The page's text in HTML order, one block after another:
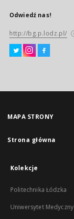
Odwiedź nas!
http://bg.p.lodz.pl/
MAPA STRONY
Strona główna
Kolekcje
Politechnika Łódzka
Uniwersytet Medyczny